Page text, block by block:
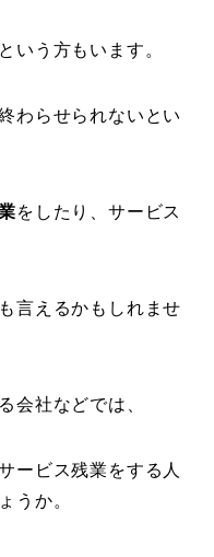
という方もいます。
わらせられないとい
をしたり、サービス
言えるかもしれませ
会社などでは、
ービス残業をする人
うか。